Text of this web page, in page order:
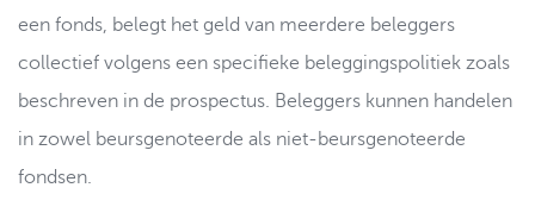
een fonds, belegt het geld van meerdere beleggers
collectief volgens een specifieke beleggingspolitiek zoals
beschreven in de prospectus. Beleggers kunnen handelen
in zowel beursgenoteerde als niet-beursgenoteerde
fondsen.